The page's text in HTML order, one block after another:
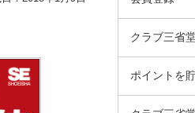
クラブ三省
ポイントを